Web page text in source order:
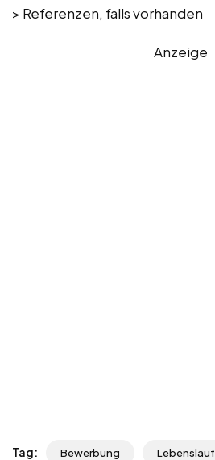
> Referenzen, falls vorhanden
Anzeige
Tag: Bewerbung Lebenslauf